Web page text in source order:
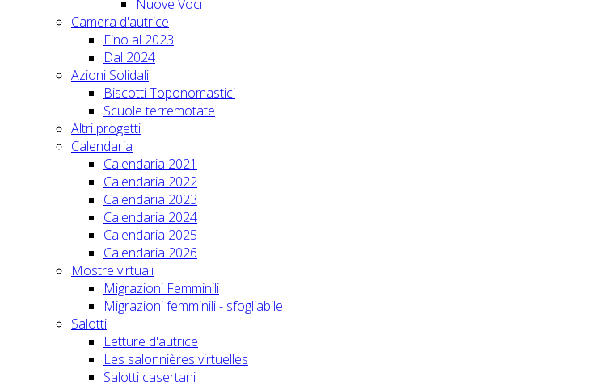
Nuove Voci
Camera d'autrice
Fino al 2023
Dal 2024
Azioni Solidali
Biscotti Toponomastici
Scuole terremotate
Altri progetti
Calendaria
Calendaria 2021
Calendaria 2022
Calendaria 2023
Calendaria 2024
Calendaria 2025
Calendaria 2026
Mostre virtuali
Migrazioni Femminili
Migrazioni femminili - sfogliabile
Salotti
Letture d'autrice
Les salonnières virtuelles
Salotti casertani